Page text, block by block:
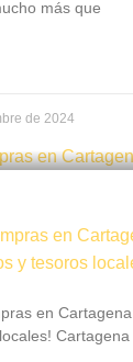
más que
de 2024
en
y tesoros
en